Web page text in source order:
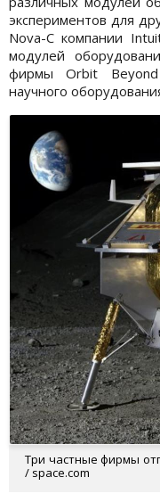
экспериментов для
Nova-C компании
модулей
фирмы Orbit
научного
Три частные фирмы
/ space.com